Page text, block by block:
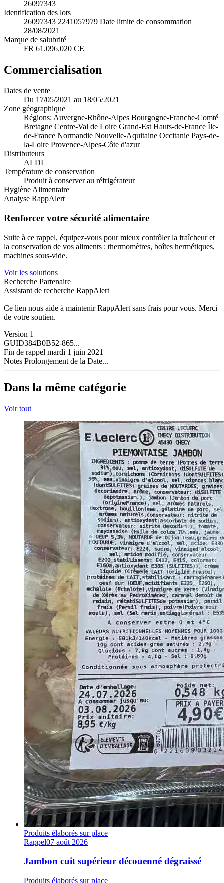
26097343
Identification des lots
26097343 2241057979 Date limite de consommation
28/08/2021
Marque de salubrité
FR 61.096.020 CE
Commercialisation
Dates de vente
Du 17/05/2021 au 18/05/2021
Zone géographique
Régions: Auvergne-Rhône-Alpes Bourgogne-Franche-Comté
Bretagne Centre-Val de Loire Grand-Est Hauts-de-France Île-
de-France Normandie Nouvelle-Aquitaine Occitanie Pays-de-
la-Loire Provence-Alpes-Côte d'azur
Distributeurs
ALDI
Température de conservation
Produit à conserver au réfrigérateur
Hygiène Alimentaire
Analyse RappAlert
Renforcer votre sécurité alimentaire
Suite à ce rappel, équipez-vous pour mieux contrôler la fraîcheur et
la conservation de vos aliments : thermomètres, boîtes hermétiques,
machines sous-vide.
Voir les solutions
Recherche Partenaire
Assistant de recherche RappAlert
Ce lien nous aide à maintenir RappAlert sans frais pour vous. Merci
de votre soutien.
Version 1
GUID384B0B52-865...
Fin de rappel mardi 1 juin 2021
Notes Prolongement de la Date...
Dans la même catégorie
Voir tout
Produits élaborés sur place
Rappel07 août 2026
Jambon cuit supérieur découenné dégraissé
Produits élaborés sur place